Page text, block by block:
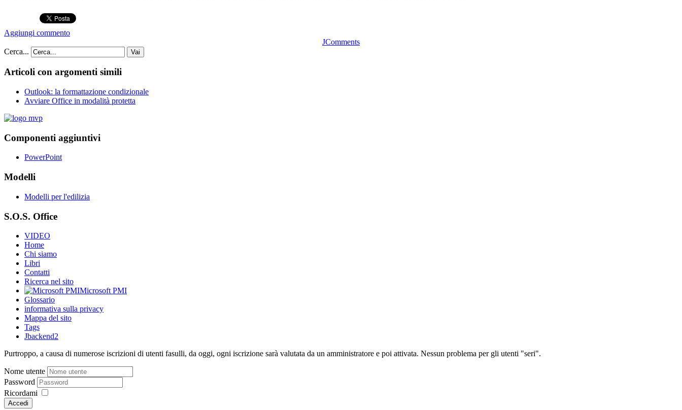
Aggiungi commento
JComments
Cerca...
Vai
Articoli con argomenti simili
Outlook: la formattazione condizionale
Avviare Office in modalità protetta
Componenti aggiuntivi
PowerPoint
Modelli
Modelli per l'edilizia
S.O.S. Office
VIDEO
Home
Chi siamo
Libri
Contatti
Ricerca nel sito
Microsoft PMI
Glossario
informativa sulla privacy
Mappa del sito
Tags
Jbackend2
Purtroppo, a causa di numerose iscrizioni di utenti fasulli, da oggi, ogni iscrizione sarà valutata da un amministratore e poi attivata. Nessun problema per gli utenti "seri".
Nome utente
Password
Ricordami
Accedi